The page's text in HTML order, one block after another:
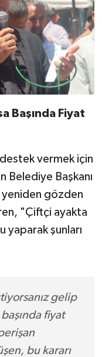
Başında Fiyat
vermek için
Belediye Başkanı
yeniden gözden
"Çiftçi ayakta
yaparak şunları
gelip
başında fiyat
bu kararı